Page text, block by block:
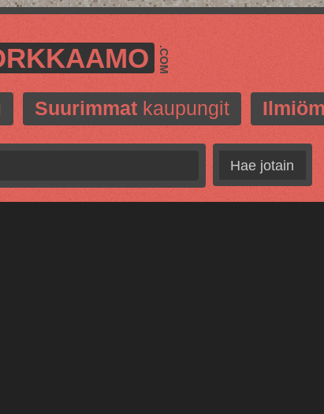
.COM
Suurimmat kaupungit
Hae jotain